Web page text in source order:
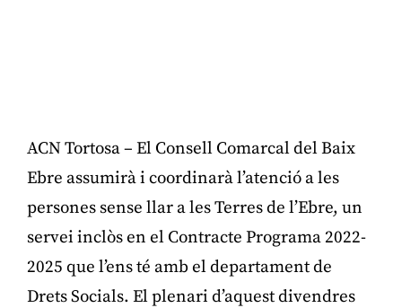
ACN Tortosa – El Consell Comarcal del Baix
Ebre assumirà i coordinarà l’atenció a les
persones sense llar a les Terres de l’Ebre, un
servei inclòs en el Contracte Programa 2022-
2025 que l’ens té amb el departament de
Drets Socials. El plenari d’aquest divendres